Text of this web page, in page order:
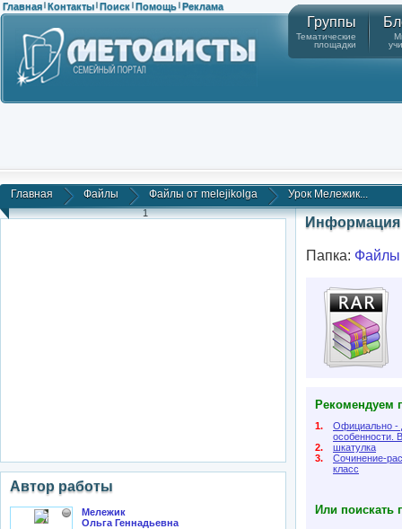
Главная | Контакты | Поиск | Помощь | Реклама
Группы
Тематические
площадки
Главная Файлы Файлы от melejikolga Урок Мележик...
1
Автор работы
Мележик
Ольга Геннадьевна
Информация
Папка: Файлы
Рекомендуем
1.
Официально -
особенности.
2.
шкатулка
3.
Сочинение-
класс
Или поискать